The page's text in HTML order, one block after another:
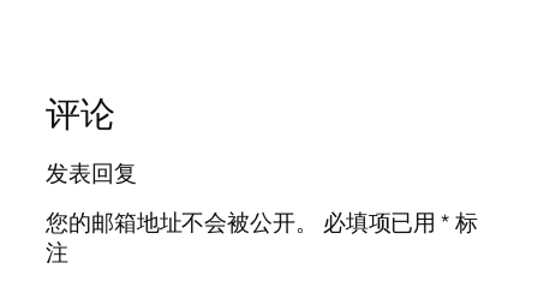
评论
发表回复
您的邮箱地址不会被公开。
必填项已用*标
注